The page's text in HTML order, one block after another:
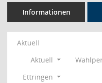
Informationen
Aktuell
Aktuell
Ettringen